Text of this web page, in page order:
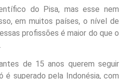
do Pisa, mas esse nem
em muitos países, o nível de
profissões é maior do que o
de 15 anos querem seguir
é superado pela Indonésia, com